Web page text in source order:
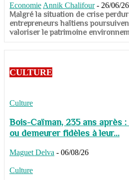
Economie Annik Chalifour - 26/06/26
​​​​​​​Malgré la situation de crise
entrepreneurs haïtiens
valoriser le patrimoine
CULTURE
Culture
Bois-Caïman, 235 ans après
ou demeurer fidèles à leur...
Maguet Delva - 06/08/26
Culture